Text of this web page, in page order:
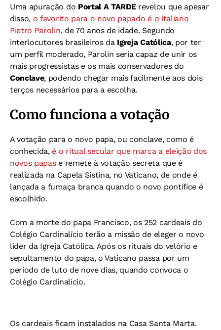
Uma apuração do Portal A TARDErevelou que apesar
disso, o favorito para o novo papado é o italiano
Pietro Parolin, de 70 anos de idade. Segundo
interlocutores brasileiros da Igreja Católica, por ter
um perfil moderado, Parolin seria capaz de unir os
mais progressistas e os mais conservadores do
Conclave, podendo chegar mais facilmente aos dois
terços necessários para a escolha.
Como funciona a votação
A votação para o novo papa, ou conclave, como é
conhecida,é o ritual secular que marca a eleição dos
novos papase remete à votação secreta que é
realizada na Capela Sistina, no Vaticano, de onde é
lançada a fumaça branca quando o novo pontífice é
escolhido.
Com a morte do papa Francisco, os 252 cardeais do
Colégio Cardinalício terão a missão de eleger o novo
líder da Igreja Católica. Após os rituais do velório e
sepultamento do papa, o Vaticano passa por um
período de luto de nove dias, quando convoca o
Colégio Cardinalício.
Os cardeais ficam instalados na Casa Santa Marta.